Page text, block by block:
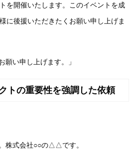
を開催いたします。このイベントを成
に後援いただきたくお願い申し上げま
願い申し上げます。」
トの重要性を強調した依頼
株式会社○○の△△です。